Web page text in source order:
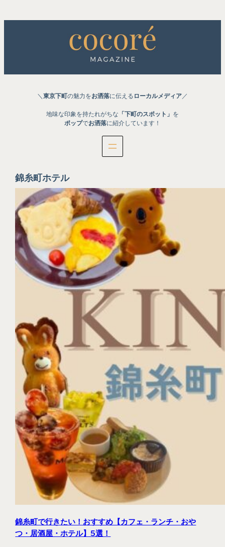
容
ッ
＼ 東京下町の魅力をお洒落に伝える ローカルメディア ／
地味な印象を持たれがちな 「下町のスポット」 を
ポップでお洒落に紹介しています！
錦糸町ホテル
錦糸町で行きたい！おすすめ【カフェ・ランチ・おや
つ・居酒屋・ホテル】5選！